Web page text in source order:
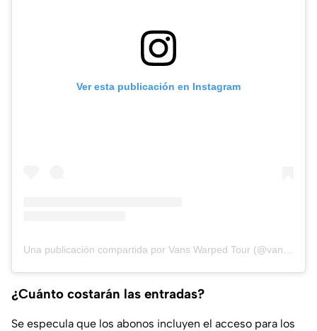
Ver esta publicación en Instagram
¿Cuánto costarán las entradas?
Se especula que los abonos incluyen el acceso para los